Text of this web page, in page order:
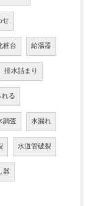
せ
粧台 給湯器
排水詰まり
る
調査 水漏れ
水道管破裂
器